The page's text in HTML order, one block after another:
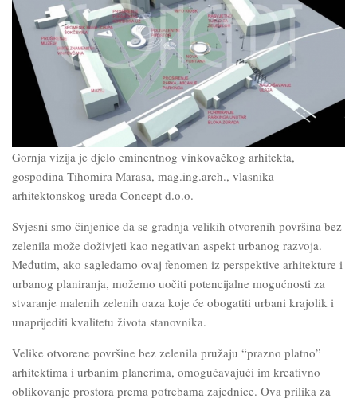
Gornja vizija je djelo eminentnog vinkovačkog arhitekta,
gospodina Tihomira Marasa, mag.ing.arch., vlasnika
arhitektonskog ureda Concept d.o.o.
Svjesni smo činjenice da se gradnja velikih otvorenih površina bez
zelenila može doživjeti kao negativan aspekt urbanog razvoja.
Međutim, ako sagledamo ovaj fenomen iz perspektive arhitekture i
urbanog planiranja, možemo uočiti potencijalne mogućnosti za
stvaranje malenih zelenih oaza koje će obogatiti urbani krajolik i
unaprijediti kvalitetu života stanovnika.
Velike otvorene površine bez zelenila pružaju “prazno platno”
arhitektima i urbanim planerima, omogućavajući im kreativno
oblikovanje prostora prema potrebama zajednice. Ova prilika za